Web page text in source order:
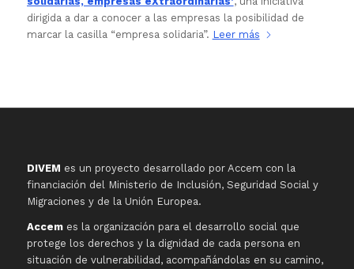
dirigida a dar a conocer a las empresas la posibilidad de
marcar la casilla “empresa solidaria”. Leer más
DIVEM es un proyecto desarrollado por Accem con la
financiación del Ministerio de Inclusión, Seguridad Social y
Migraciones y de la Unión Europea.
Accemes la organización para el desarrollo social que
protege los derechos y la dignidad de cada persona en
situación de vulnerabilidad, acompañándolas en su camino,